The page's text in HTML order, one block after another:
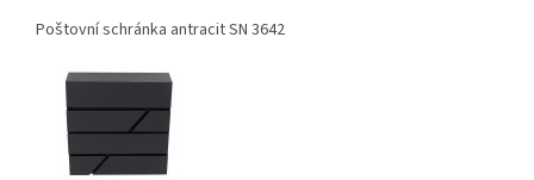
Poštovní schránka antracit SN 3642